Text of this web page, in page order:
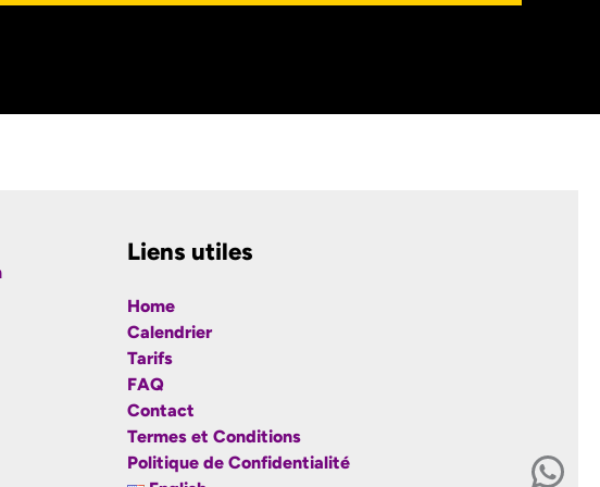
Liens utiles
Home
Calendrier
Tarifs
FAQ
Contact
Termes et Conditions
Politique de Confidentialité